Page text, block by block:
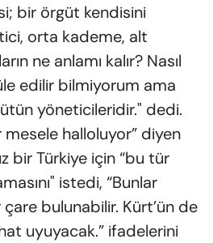
bir örgüt kendisini
orta kademe, alt
ne anlamı kalır? Nasıl
edilir bilmiyorum ama
yöneticileridir." dedi.
mesele halloluyor” diyen
bir Türkiye için “bu tür
istedi, “Bunlar
çare bulunabilir. Kürt’ün de
uyuyacak.” ifadelerini